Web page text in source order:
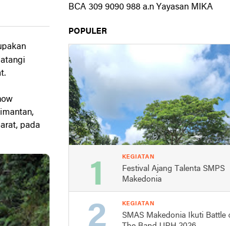
pada
BCA 309 9090 988 a.n Yayasan MIKA
POPULER
KEGIATAN
Festival Ajang Talenta SMPS
Makedonia
KEGIATAN
SMAS Makedonia Ikuti Battle